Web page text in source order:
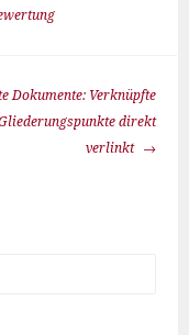
Dokumente: Verknüpfte
direkt
verlinkt